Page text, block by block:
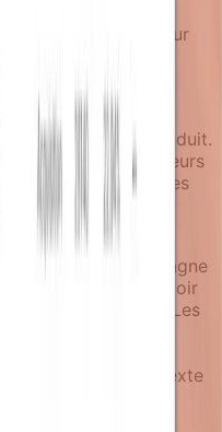
équipes mappent leur
déclencheurs de
métier.
clés qui
dans votre produit.
pour vos utilisateurs
bon candidat pour les
?
chaque campagne
pourraient avoir
taille d'entreprise. Les
avoir besoin des
de plan.
exposent ce contexte
plusieurs